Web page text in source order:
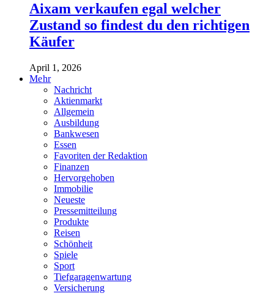
Aixam verkaufen egal welcher
Zustand so findest du den richtigen
Käufer
April 1, 2026
Mehr
Nachricht
Aktienmarkt
Allgemein
Ausbildung
Bankwesen
Essen
Favoriten der Redaktion
Finanzen
Hervorgehoben
Immobilie
Neueste
Pressemitteilung
Produkte
Reisen
Schönheit
Spiele
Sport
Tiefgaragenwartung
Versicherung